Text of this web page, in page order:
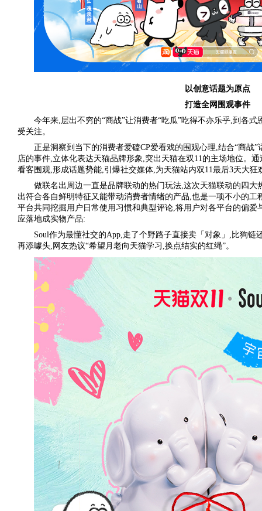
以创意话题为原点
打造全网围观事件
今年来,层出不穷的“商战”让消费者“吃瓜”吃得不亦乐乎,到各
受关注。
正是洞察到当下的消费者爱磕CP爱看戏的围观心理,结合“商战
店的事件,立体化表达天猫品牌形象,突出天猫在双11的主场地位。
看客围观,形成话题势能,引爆社交媒体,为天猫站内双11最后3天大狂
做联名出周边一直是品牌联动的热门玩法,这次天猫联动的四
出符合各自鲜明特征又能带动消费者情绪的产品,也是一项不小的
平台共同挖掘用户日常使用习惯和典型评论,将用户对各平台的偏
应落地成实物产品:
Soul作为最懂社交的App,走了个野路子直接卖「对象」,比狗链
再添噱头,网友热议“希望月老向天猫学习,换点结实的红绳”。